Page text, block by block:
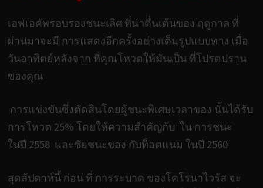
เอฟเอคัพรอบรองชนะเลิศ ที่น่าตื่นเต้นของ ฤดูกาล ที่
ผ่านมาจะมี การแสดงอีกครั้งอย่างเต็มรูปแบบทาง เมื่อ
วันอาทิตย์หลังจาก ที่คุณโหวตให้มันเป็น ที่โปรดปราน
ของคุณ
การแข่งขันซึ่งตัดสินโดยผู้ชนะพิเศษเวลาของ นั้นได้รับ
การโหวต 25% โดยให้ความสำคัญกับ ใน การชนะ
ในปี 2558 และชัยชนะของ กับท็อตแนม ในปี 2560
สุดสัปดาห์นี้ ก่อน ที่ การระบาด ของโคโรนาไวรัส จะ